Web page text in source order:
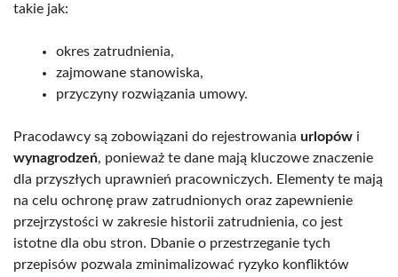
takie jak:
okres zatrudnienia,
zajmowane stanowiska,
przyczyny rozwiązania umowy.
Pracodawcy są zobowiązani do rejestrowania urlopów i
wynagrodzeń, ponieważ te dane mają kluczowe znaczenie
dla przyszłych uprawnień pracowniczych. Elementy te mają
na celu ochronę praw zatrudnionych oraz zapewnienie
przejrzystości w zakresie historii zatrudnienia, co jest
istotne dla obu stron. Dbanie o przestrzeganie tych
przepisów pozwala zminimalizować ryzyko konfliktów